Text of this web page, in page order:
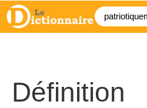
Définition